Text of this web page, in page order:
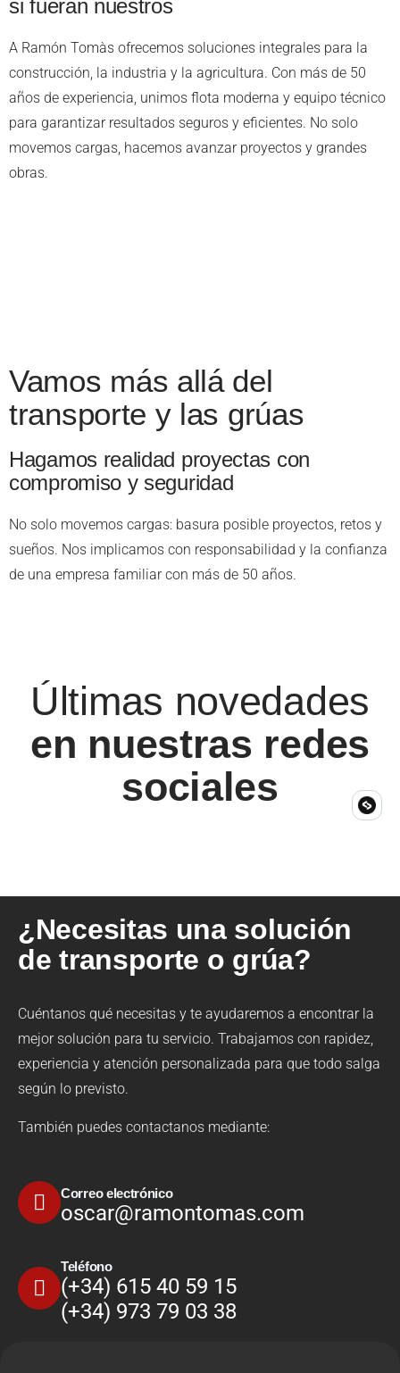
si fueran nuestros
A Ramón Tomàs ofrecemos soluciones integrales para la
construcción, la industria y la agricultura. Con más de 50
años de experiencia, unimos flota moderna y equipo técnico
para garantizar resultados seguros y eficientes. No solo
movemos cargas, hacemos avanzar proyectos y grandes
obras.
Vamos más allá del
transporte y las grúas
Hagamos realidad proyectas con
compromiso y seguridad
No solo movemos cargas: basura posible proyectos, retos y
sueños. Nos implicamos con responsabilidad y la confianza
de una empresa familiar con más de 50 años.
Últimas novedades
en nuestras redes
sociales
¿Necesitas una solución
de transporte o grúa?
Cuéntanos qué necesitas y te ayudaremos a encontrar la
mejor solución para tu servicio. Trabajamos con rapidez,
experiencia y atención personalizada para que todo salga
según lo previsto.
También puedes contactanos mediante:
Correo electrónico
oscar@ramontomas.com
Teléfono
(+34) 615 40 59 15
(+34) 973 79 03 38